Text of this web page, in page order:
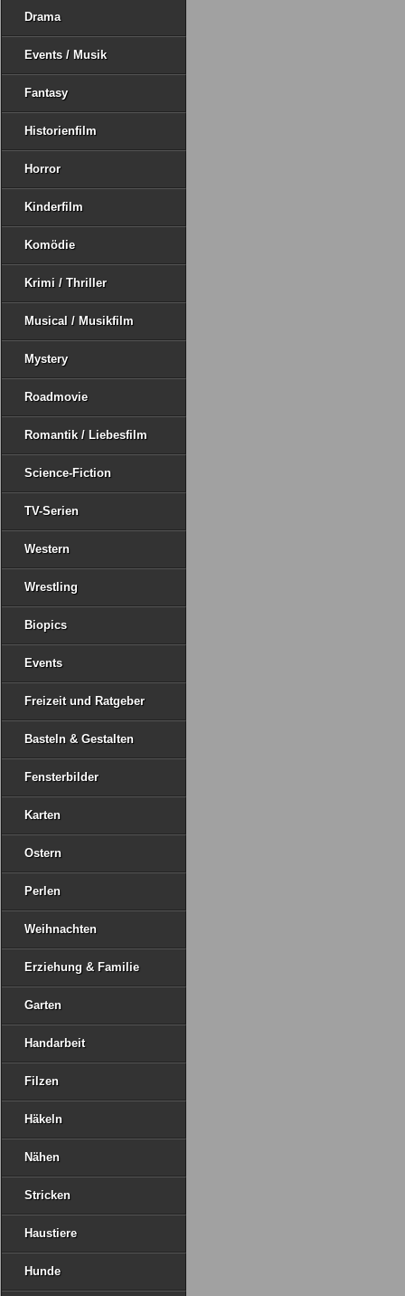
Drama
Events / Musik
Fantasy
Historienfilm
Horror
Kinderfilm
Komödie
Krimi / Thriller
Musical / Musikfilm
Mystery
Roadmovie
Romantik / Liebesfilm
Science-Fiction
TV-Serien
Western
Wrestling
Biopics
Events
Freizeit und Ratgeber
Basteln & Gestalten
Fensterbilder
Karten
Ostern
Perlen
Weihnachten
Erziehung & Familie
Garten
Handarbeit
Filzen
Häkeln
Nähen
Stricken
Haustiere
Hunde